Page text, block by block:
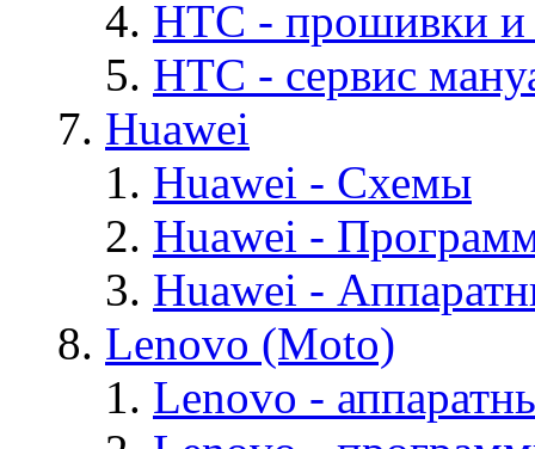
HTC - прошивки
HTC - cервис
Huawei
Huawei - Cхемы
Huawei -
Huawei -
Lenovo (Moto)
Lenovo -